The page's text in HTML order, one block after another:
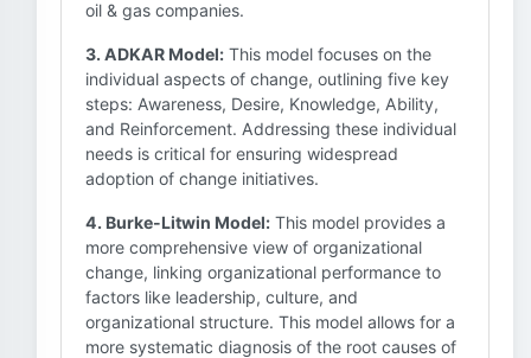
oil & gas companies.
3. ADKAR Model: This model focuses on the
individual aspects of change, outlining five key
steps: Awareness, Desire, Knowledge, Ability,
and Reinforcement. Addressing these individual
needs is critical for ensuring widespread
adoption of change initiatives.
4. Burke-Litwin Model: This model provides a
more comprehensive view of organizational
change, linking organizational performance to
factors like leadership, culture, and
organizational structure. This model allows for a
more systematic diagnosis of the root causes of